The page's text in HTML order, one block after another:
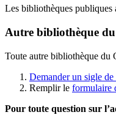
Les bibliothèques
Autre bibliothèque
Toute autre bibliothèque du
Demander un sigle
Remplir le formulaire
Pour toute question sur